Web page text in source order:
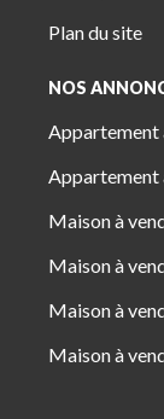
Plan du site
NOS
Appartement
Appartement
Maison à
Maison à
Maison à
Maison à